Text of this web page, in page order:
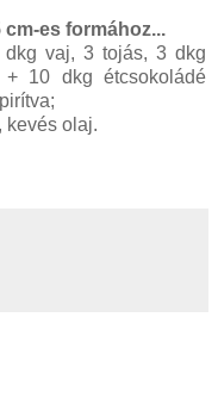
cm-es formához...
vaj, 3 tojás, 3 dkg
10 dkg étcsokoládé
kevés olaj.